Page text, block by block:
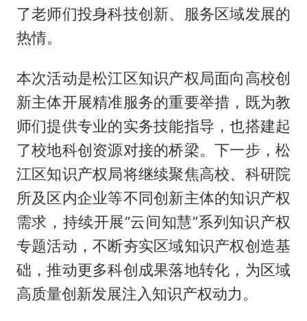
了老师们投身科技创新、服务区域发展的
热情。
本次活动是松江区知识产权局面向高校创
新主体开展精准服务的重要举措，既为教
师们提供专业的实务技能指导，也搭建起
了校地科创资源对接的桥梁。下一步，松
江区知识产权局将继续聚焦高校、科研院
所及区内企业等不同创新主体的知识产权
需求，持续开展“云间知慧”系列知识产权
专题活动，不断夯实区域知识产权创造基
础，推动更多科创成果落地转化，为区域
高质量创新发展注入知识产权动力。